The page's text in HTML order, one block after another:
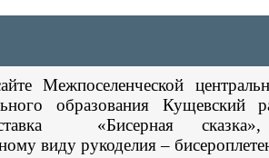
Межпоселенческой
образования Кущевский
«Бисерная сказка»,
виду рукоделия –